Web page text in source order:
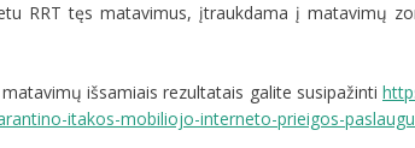
RRT tęs matavimus, įtraukdama į matavimų
išsamiais rezultatais galite susipažinti
itakos-mobiliojo-interneto-prieigos-